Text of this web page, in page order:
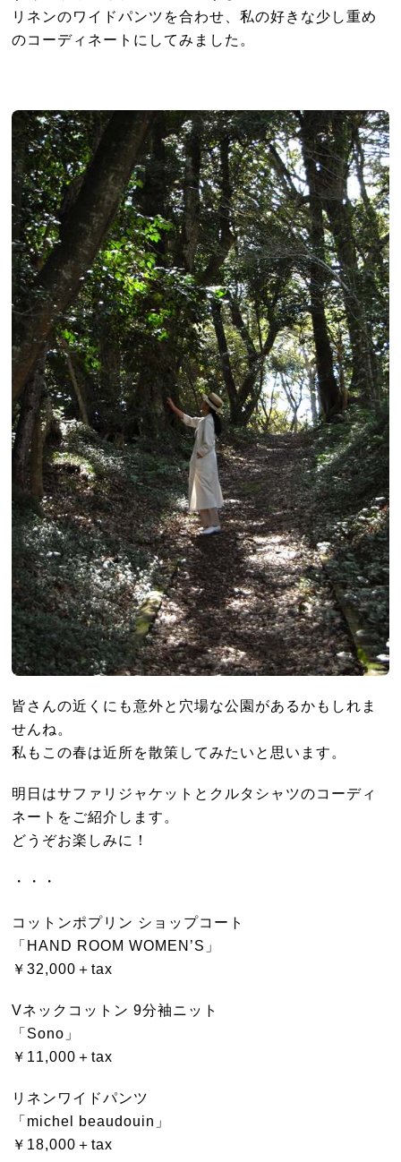
リネンのワイドパンツを合わせ、私の好きな少し重め
のコーディネートにしてみました。
皆さんの近くにも意外と穴場な公園があるかもしれま
せんね。
私もこの春は近所を散策してみたいと思います。
明日はサファリジャケットとクルタシャツのコーディ
ネートをご紹介します。
どうぞお楽しみに！
・・・
コットンポプリン ショップコート
「HAND ROOM WOMEN’S」
￥32,000＋tax
Vネックコットン 9分袖ニット
「Sono」
￥11,000＋tax
リネンワイドパンツ
「michel beaudouin」
￥18,000＋tax